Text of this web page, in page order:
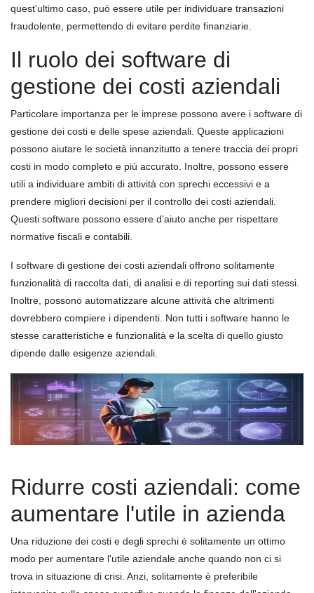
quest'ultimo caso, può essere utile per individuare transazioni
fraudolente, permettendo di evitare perdite finanziarie.
Il ruolo dei software di
gestione dei costi aziendali
Particolare importanza per le imprese possono avere i software di
gestione dei costi e delle spese aziendali. Queste applicazioni
possono aiutare le società innanzitutto a tenere traccia dei propri
costi in modo completo e più accurato. Inoltre, possono essere
utili a individuare ambiti di attività con sprechi eccessivi e a
prendere migliori decisioni per il controllo dei costi aziendali.
Questi software possono essere d'aiuto anche per rispettare
normative fiscali e contabili.
I software di gestione dei costi aziendali offrono solitamente
funzionalità di raccolta dati, di analisi e di reporting sui dati stessi.
Inoltre, possono automatizzare alcune attività che altrimenti
dovrebbero compiere i dipendenti. Non tutti i software hanno le
stesse caratteristiche e funzionalità e la scelta di quello giusto
dipende dalle esigenze aziendali.
Ridurre costi aziendali: come
aumentare l'utile in azienda
Una riduzione dei costi e degli sprechi è solitamente un ottimo
modo per aumentare l'utile aziendale anche quando non ci si
trova in situazione di crisi. Anzi, solitamente è preferibile